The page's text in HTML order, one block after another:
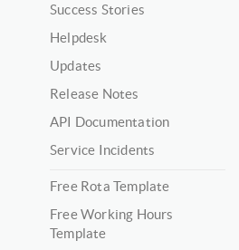
Success Stories
Helpdesk
Updates
Release Notes
API Documentation
Service Incidents
Free Rota Template
Free Working Hours
Template